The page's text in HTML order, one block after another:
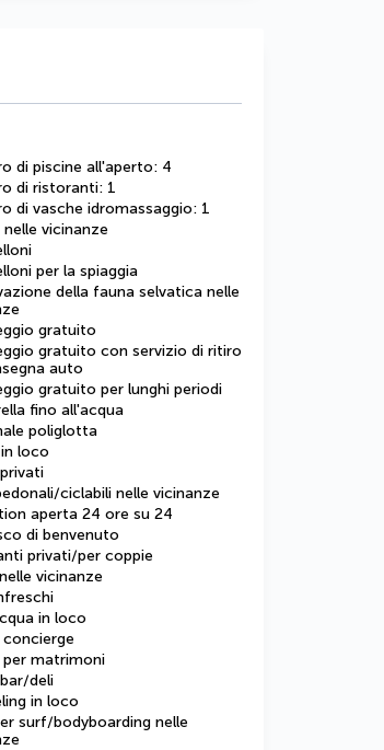
di piscine all'aperto: 4
di ristoranti: 1
di vasche idromassaggio: 1
vicinanze
per la spiaggia
della fauna selvatica nelle
gratuito
gratuito con servizio di ritiro
auto
gratuito per lunghi periodi
fino all'acqua
poliglotta
loco
ciclabili nelle vicinanze
aperta 24 ore su 24
di benvenuto
privati/per coppie
vicinanze
in loco
concierge
per matrimoni
deli
in loco
surf/bodyboarding nelle